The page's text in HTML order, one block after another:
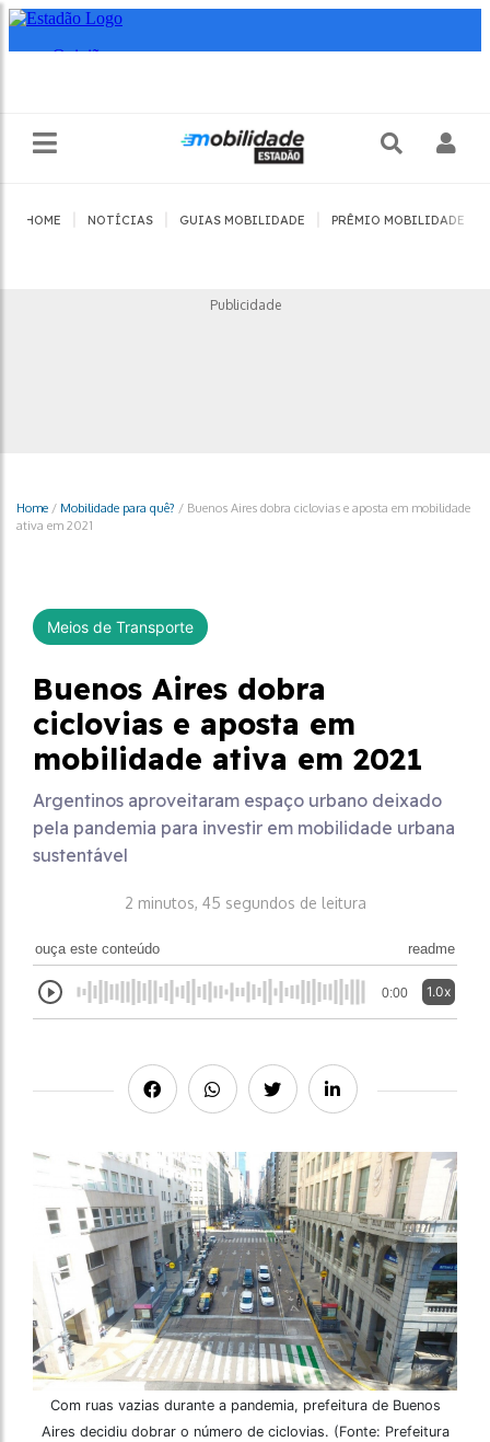
HOME NOTÍCIAS GUIAS MOBILIDADE PRÊMIO MOBILIDADE
Publicidade
Home / Mobilidade para quê? / Buenos Aires dobra ciclovias e aposta em mobilidade
ativa em 2021
Meios de Transporte
Buenos Aires dobra
ciclovias e aposta em
mobilidade ativa em 2021
Argentinos aproveitaram espaço urbano deixado
pela pandemia para investir em mobilidade urbana
sustentável
2 minutos, 45 segundos de leitura
ouça este conteúdo readme
0:00 1.0x
Com ruas vazias durante a pandemia, prefeitura de Buenos
Aires decidiu dobrar o número de ciclovias. (Fonte: Prefeitura